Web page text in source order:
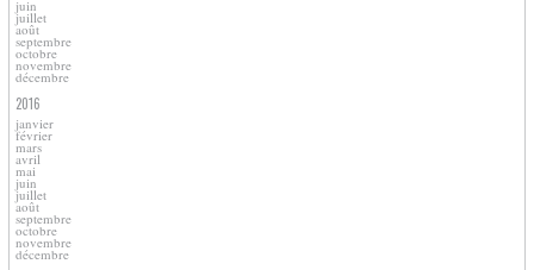
juin
juillet
août
septembre
octobre
novembre
décembre
2016
janvier
février
mars
avril
mai
juin
juillet
août
septembre
octobre
novembre
décembre